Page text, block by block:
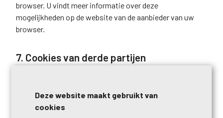
browser. U vindt meer informatie over deze
mogelijkheden op de website van de aanbieder van uw
browser.
7. Cookies van derde partijen
andere dienst. Daarvoor plaatsen deze derde partijen in
sommige gevallen cookies. Deze cookies zijn niet door
Deze website maakt gebruikt van
cookies